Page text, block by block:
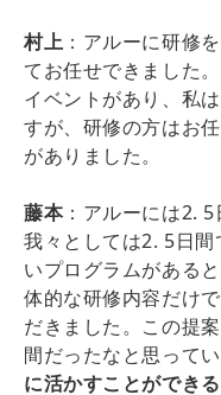
村上 ：アルーに研修
てお任せできました
イベントがあり、私
すが、研修の方はお
がありました。
藤本：アルーには2. 5
我々としては2. 5日
いプログラムがある
体的な研修内容だけ
だきました。この提
間だったなと思ってい
に活かすことができ